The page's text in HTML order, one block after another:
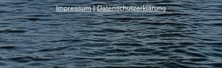
Impressum|Datenschutzerklärung